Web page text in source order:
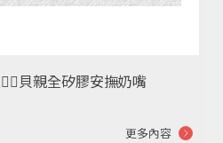
貝親全矽膠安撫奶嘴
更多內容